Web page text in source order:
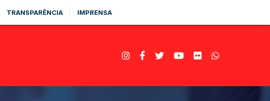
TRANSPARÊNCIA IMPRENSA